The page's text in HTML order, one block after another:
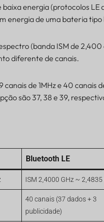
energia (protocolos LE
energia de uma bateria tipo
(banda ISM de 2,400
diferente de canais.
de 1MHz e 40 canais
são 37, 38 e 39,
Bluetooth LE
ISM 2,4000 GHz ~ 2,4835
40 canais (37 dados + 3
publicidade)